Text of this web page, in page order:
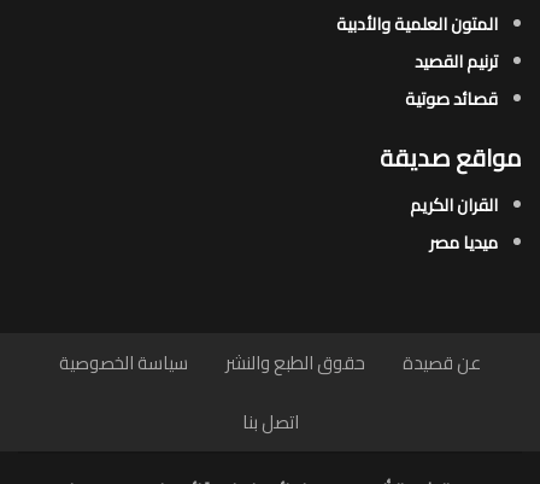
المتون العلمية والأدبية
ترنيم القصيد
قصائد صوتية
مواقع صديقة
القران الكريم
ميديا مصر
عن قصيدة حقوق الطبع والنشر
سياسة الخصوصية
اتصل بنا